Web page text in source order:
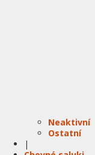
Neaktivní
Ostatní
|